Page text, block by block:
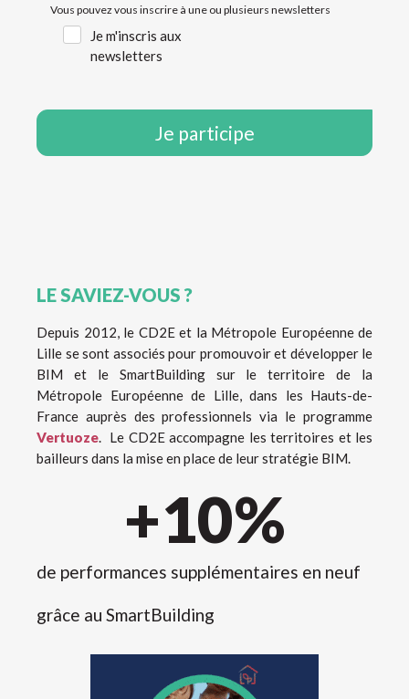
Je
m'inscris
aux
newsletters
Vous pouvez vous inscrire à une ou plusieurs newsletters
Je m'inscris aux
newsletters
LE SAVIEZ-VOUS ?
Depuis 2012, le CD2E et la Métropole Européenne de
Lille se sont associés pour promouvoir et développer le
BIM et le SmartBuilding sur le territoire de la
Métropole Européenne de Lille, dans les Hauts-de-
France auprès des professionnels via le programme
Vertuoze. Le CD2E accompagne les territoires et les
bailleurs dans la mise en place de leur stratégie BIM.
de performances supplémentaires en neuf
grâce au SmartBuilding
+10%